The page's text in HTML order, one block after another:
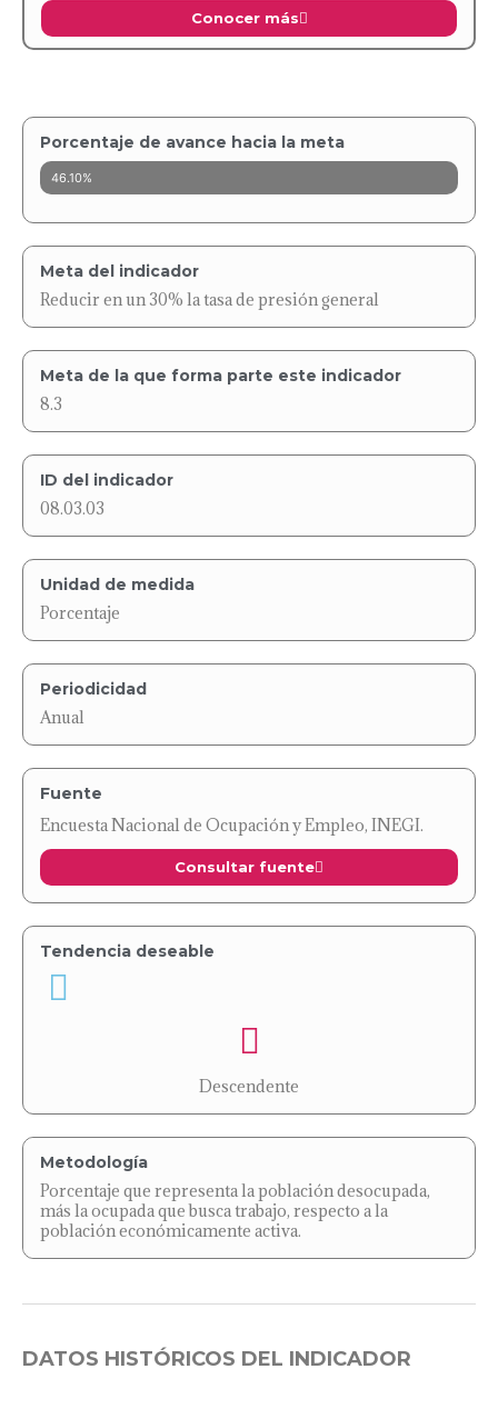
Porcentaje de avance hacia la meta
46.10%
Meta del indicador
Reducir en un 30% la tasa de presión general
Meta de la que forma parte este indicador
8.3
ID del indicador
08.03.03
Unidad de medida
Porcentaje
Periodicidad
Anual
Fuente
Encuesta Nacional de Ocupación y Empleo, INEGI.
Consultar fuente
Tendencia deseable
Descendente
Metodología
Porcentaje que representa la población desocupada,
más la ocupada que busca trabajo, respecto a la
población económicamente activa.
DATOS HISTÓRICOS DEL INDICADOR
Conocer más